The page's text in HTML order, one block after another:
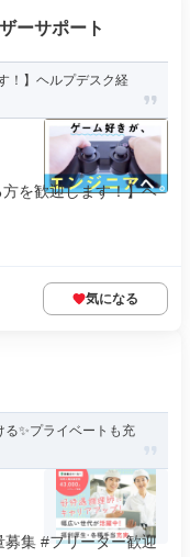
ーサポート
！】ヘルプデスク経
を歓迎します！】ヘ
気になる
る✨プライベートも充
集 #フリーター歓迎